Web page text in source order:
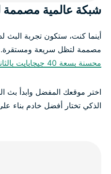
شبكة عالمية مصممة
أينما كنت، ستكون تجربة
مصممة لتظل سريعة ومستقرة.
محسنة بسعة 40 جيجابايت بالثانية
اختر موقعك المفضل وابدأ بث
الذكي تختار أفضل خادم بناء